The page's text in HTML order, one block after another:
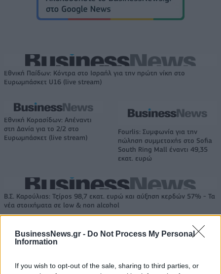
BusinessNews.gr - Do Not Process My Personal
Information
If you wish to opt-out of the sale, sharing to third parties, or
Εθνική Παίδων: Κόντρα στο Ισραήλ για την πρώτη νίκη στο
Ευρωμπάσκετ U16 (live stream)
Εθνική Κορασίδων: Απέναντι
στη Δανία για το 2/2 στο
Ευρωμπάσκετ (live stream)
Fourlis: Συμφωνία για την
πώληση συμμετοχής στο Sofia
South Ring Mall έναντι 49,35
εκατ. ευρώ
Β.Σ. Καρούλιας: Τζίρος 98,7 εκατ. ευρώ και αύξηση κερδών 57% - Τα
νέα στοιχήματα σε low & non alcohol
Χρηματοοικονομικός
στη θέση του CEO